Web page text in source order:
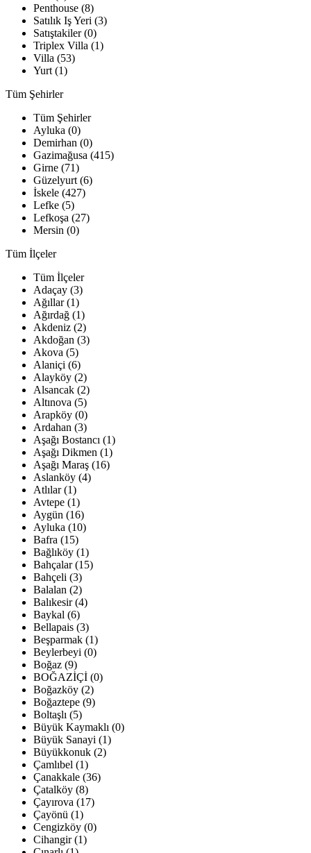
Penthouse (8)
Satılık Iş Yeri (3)
Satıştakiler (0)
Triplex Villa (1)
Villa (53)
Yurt (1)
Tüm Şehirler
Tüm Şehirler
Ayluka (0)
Demirhan (0)
Gazimağusa (415)
Girne (71)
Güzelyurt (6)
İskele (427)
Lefke (5)
Lefkoşa (27)
Mersin (0)
Tüm İlçeler
Tüm İlçeler
Adaçay (3)
Ağıllar (1)
Ağırdağ (1)
Akdeniz (2)
Akdoğan (3)
Akova (5)
Alaniçi (6)
Alayköy (2)
Alsancak (2)
Altınova (5)
Arapköy (0)
Ardahan (3)
Aşağı Bostancı (1)
Aşağı Dikmen (1)
Aşağı Maraş (16)
Aslanköy (4)
Atlılar (1)
Avtepe (1)
Aygün (16)
Ayluka (10)
Bafra (15)
Bağlıköy (1)
Bahçalar (15)
Bahçeli (3)
Balalan (2)
Balıkesir (4)
Baykal (6)
Bellapais (3)
Beşparmak (1)
Beylerbeyi (0)
Boğaz (9)
BOĞAZİÇİ (0)
Boğazköy (2)
Boğaztepe (9)
Boltaşlı (5)
Büyük Kaymaklı (0)
Büyük Sanayi (1)
Büyükkonuk (2)
Çamlıbel (1)
Çanakkale (36)
Çatalköy (8)
Çayırova (17)
Çayönü (1)
Cengizköy (0)
Cihangir (1)